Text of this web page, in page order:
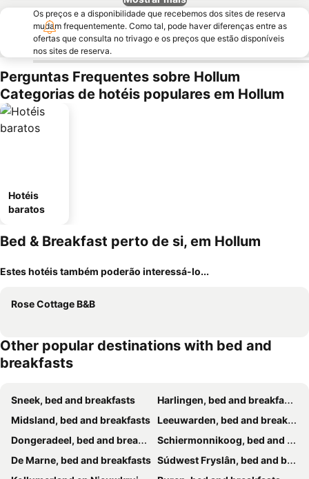
Os preços e a disponibilidade que recebemos dos sites de reserva
mudam frequentemente. Como tal, pode haver diferenças entre as
ofertas que consulta no trivago e os preços que estão disponíveis
nos sites de reserva.
Perguntas Frequentes sobre Hollum
Categorias de hotéis populares em Hollum
Hotéis
baratos
Bed & Breakfast perto de si, em Hollum
Estes hotéis também poderão interessá-lo...
Rose Cottage B&B
Other popular destinations with bed and
breakfasts
Sneek, bed and breakfasts
Harlingen, bed and breakfasts
Midsland, bed and breakfasts Leeuwarden, bed and breakfasts
Dongeradeel, bed and breakfasts
Schiermonnikoog, bed and breakfasts
De Marne, bed and breakfasts Súdwest Fryslân, bed and breakfasts